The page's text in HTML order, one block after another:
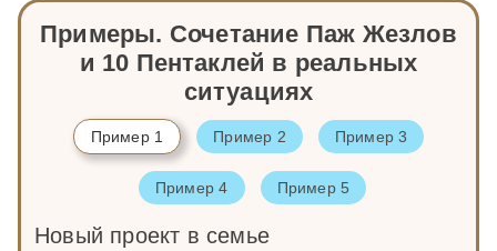
Примеры. Сочетание Паж Жезлов
и 10 Пентаклей в реальных
ситуациях
Пример 1 Пример 2 Пример 3
Пример 4 Пример 5
Новый проект в семье